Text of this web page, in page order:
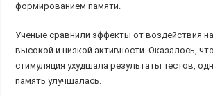
формированием памяти.
Ученые сравнили эффекты от воздействия
высокой и низкой активности. Оказалось,
стимуляция ухудшала результаты тестов,
память улучшалась.